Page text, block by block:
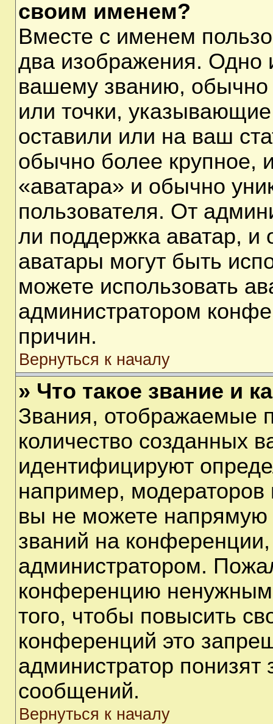
своим именем?
Вместе с именем
два изображения. Одно
вашему званию, обычно
или точки,
оставили или на ваш
обычно более крупное,
«аватара» и обычно
пользователя. От
ли поддержка аватар, и
аватары могут быть
можете использовать
администратором
причин.
Вернуться к началу
» Что такое звание и
Звания, отображаемые
количество созданных
идентифицируют
например,
вы не можете напрямую
званий на
администратором.
конференцию
того, чтобы повысить
конференций это
администратор понизят
сообщений.
Вернуться к началу